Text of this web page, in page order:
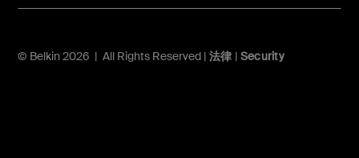
© Belkin 2026 | All Rights Reserved | 法律 | Security